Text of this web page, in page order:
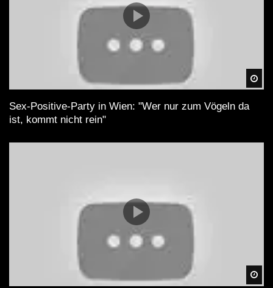
Sex-Positive-Party in Wien: "Wer nur zum Vögeln da
ist, kommt nicht rein"